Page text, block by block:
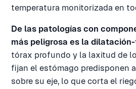
temperatura monitorizada en
De las patologías con
más peligrosa es la
tórax profundo y la laxitud de
fijan el estómago predisponen
sobre su eje, lo que corta el